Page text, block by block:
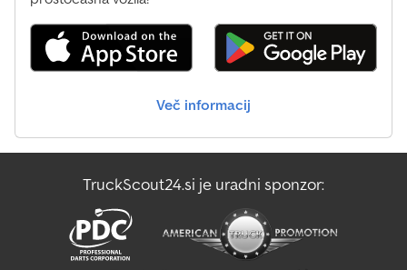
620 mm Izduvni završetak, nerđajući čelik Proširenje zadnjih
blatobrana, 2,75 m 2 šine za terminal, na nebu kabine i desnom
bočnom staklu Radna svetla: 4x LED napred na krovu + 4x LED
grejačem i mogućnošću okretanja Sedište za suvozača, kožno 2
Vučno uže
Več informacij
TruckScout24.si je uradni sponzor: